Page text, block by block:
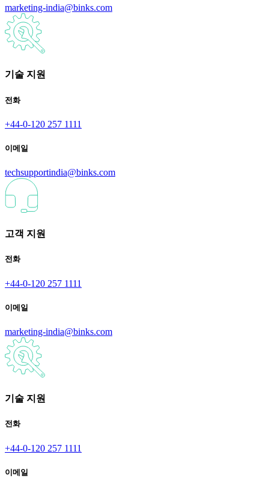
marketing-india@binks.com
기술 지원
전화
+44-0-120 257 1111
이메일
techsupportindia@binks.com
고객 지원
전화
+44-0-120 257 1111
이메일
marketing-india@binks.com
기술 지원
전화
+44-0-120 257 1111
이메일